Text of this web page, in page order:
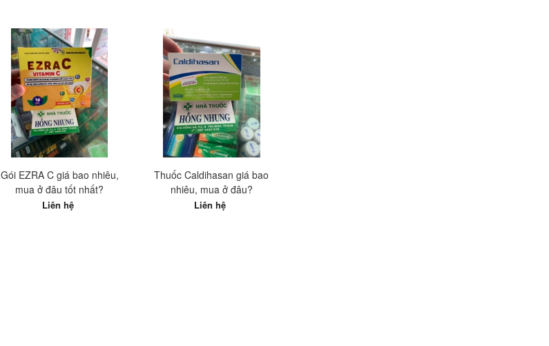
Gói EZRA C giá bao nhiêu,
mua ở đâu tốt nhất?
Liên hệ
Thuốc Caldihasan giá bao
nhiêu, mua ở đâu?
Liên hệ